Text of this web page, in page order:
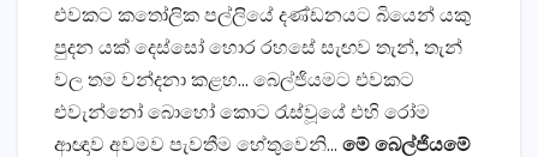
එවකට කතෝලික පල්ලියේ දණ්ඩනයට බියෙන් යකු
පුදන යක් දෙස්සෝ හොර රහසේ සැඟව තැන්, තැන්
වල තම වන්දනා කළහ… බෙල්ජියමට එවකට
එවැන්නෝ බොහෝ කොට රැස්වූයේ එහි රෝම
ආඥාව අවමව පැවතීම හේතුවෙනි… මේ බෙල්ජියමේ